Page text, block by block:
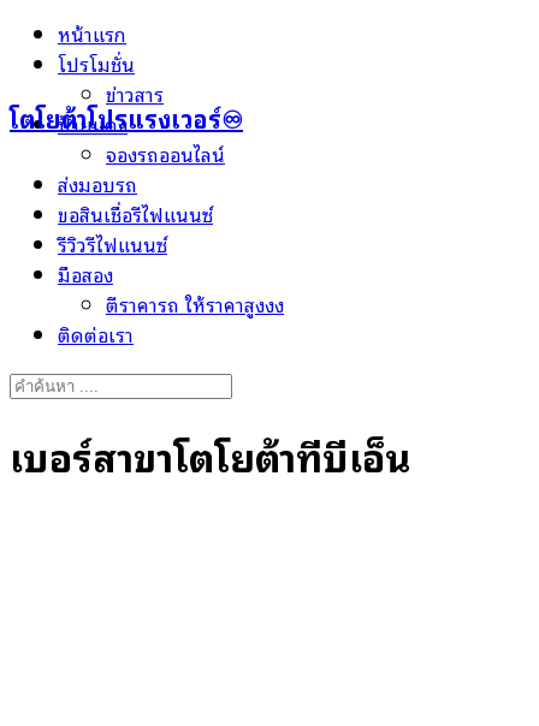
Skip
โตโยต้าโปรแรงเวอร์♾️
หน้าแรก
โปรโมชั่น
ข่าวสาร
ป้ายแดง
จองรถออนไลน์
ส่งมอบรถ
ขอสินเชื่อรีไฟแนนซ์
รีวิวรีไฟแนนซ์
มือสอง
ตีราคารถ ให้ราคาสูงงง
ติดต่อเรา
Search
เบอร์สาขาโตโยต้าทีบีเอ็น